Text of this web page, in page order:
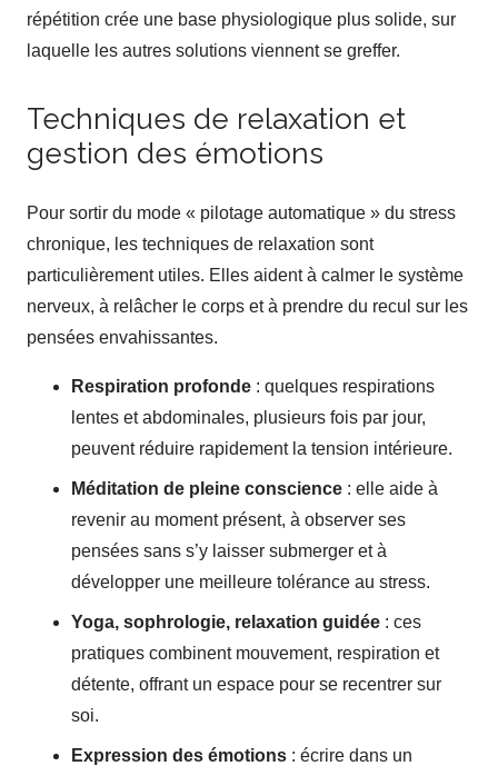
répétition crée une base physiologique plus solide, sur
laquelle les autres solutions viennent se greffer.
Techniques de relaxation et
gestion des émotions
Pour sortir du mode « pilotage automatique » du stress
chronique, les techniques de relaxation sont
particulièrement utiles. Elles aident à calmer le système
nerveux, à relâcher le corps et à prendre du recul sur les
pensées envahissantes.
Respiration profonde : quelques respirations
lentes et abdominales, plusieurs fois par jour,
peuvent réduire rapidement la tension intérieure.
Méditation de pleine conscience : elle aide à
revenir au moment présent, à observer ses
pensées sans s’y laisser submerger et à
développer une meilleure tolérance au stress.
Yoga, sophrologie, relaxation guidée : ces
pratiques combinent mouvement, respiration et
détente, offrant un espace pour se recentrer sur
soi.
Expression des émotions : écrire dans un